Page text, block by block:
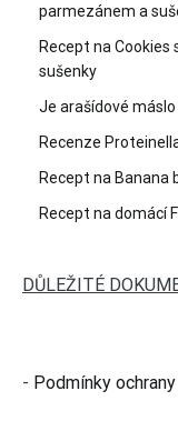
parmezánem a
Recept na
sušenky
Je arašídové
Recenze
Recept na Banana
Recept na domácí
DŮLEŽITÉ
- Podmínky